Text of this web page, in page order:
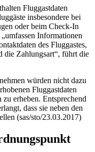
Fluggastdaten
insbesondere bei
oder beim Check-In
Informationen
des Fluggastes,
die Zahlungsart“, führt die
würden nicht dazu
Fluggastdaten
erheben. Entsprechend
dass sie neben den
(sas/sto/23.03.2017)